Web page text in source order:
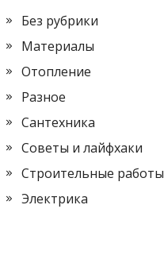
Без рубрики
Материалы
Отопление
Разное
Сантехника
Советы и лайфхаки
Строительные работы
Электрика